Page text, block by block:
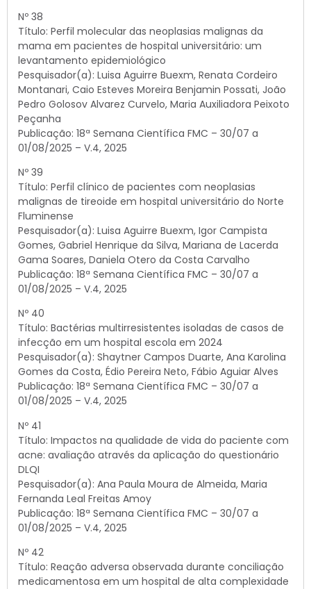
Nº 38
Título: Perfil molecular das neoplasias malignas da
mama em pacientes de hospital universitário: um
levantamento epidemiológico
Pesquisador(a): Luisa Aguirre Buexm, Renata Cordeiro
Montanari, Caio Esteves Moreira Benjamin Possati, João
Pedro Golosov Alvarez Curvelo, Maria Auxiliadora Peixoto
Peçanha
Publicação: 18ª Semana Científica FMC – 30/07 a
01/08/2025 – V.4, 2025
Nº 39
Título: Perfil clínico de pacientes com neoplasias
malignas de tireoide em hospital universitário do Norte
Fluminense
Pesquisador(a): Luisa Aguirre Buexm, Igor Campista
Gomes, Gabriel Henrique da Silva, Mariana de Lacerda
Gama Soares, Daniela Otero da Costa Carvalho
Publicação: 18ª Semana Científica FMC – 30/07 a
01/08/2025 – V.4, 2025
Nº 40
Título: Bactérias multirresistentes isoladas de casos de
infecção em um hospital escola em 2024
Pesquisador(a): Shaytner Campos Duarte, Ana Karolina
Gomes da Costa, Édio Pereira Neto, Fábio Aguiar Alves
Publicação: 18ª Semana Científica FMC – 30/07 a
01/08/2025 – V.4, 2025
Nº 41
Título: Impactos na qualidade de vida do paciente com
acne: avaliação através da aplicação do questionário
DLQI
Pesquisador(a): Ana Paula Moura de Almeida, Maria
Fernanda Leal Freitas Amoy
Publicação: 18ª Semana Científica FMC – 30/07 a
01/08/2025 – V.4, 2025
Nº 42
Título: Reação adversa observada durante conciliação
medicamentosa em um hospital de alta complexidade